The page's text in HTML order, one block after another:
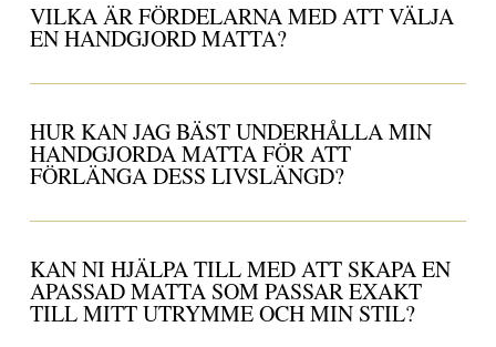
VILKA ÄR FÖRDELARNA MED ATT VÄLJA
EN HANDGJORD MATTA?
HUR KAN JAG BÄST UNDERHÅLLA MIN
HANDGJORDA MATTA FÖR ATT
FÖRLÄNGA DESS LIVSLÄNGD?
KAN NI HJÄLPA TILL MED ATT SKAPA EN
APASSAD MATTA SOM PASSAR EXAKT
TILL MITT UTRYMME OCH MIN STIL?